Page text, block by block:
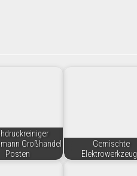
Großhandel
Posten
Gemischte